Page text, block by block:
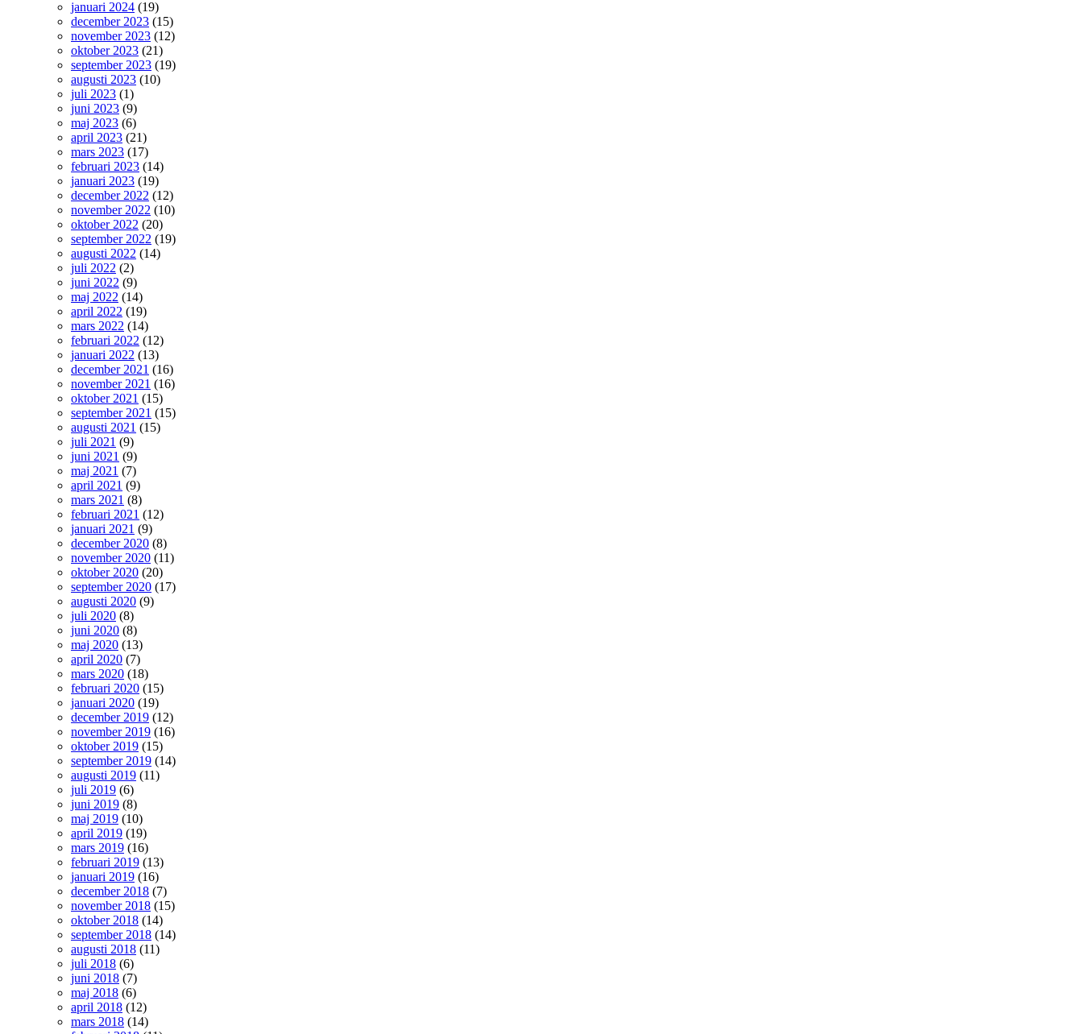
januari 2024 (19)
december 2023 (15)
november 2023 (12)
oktober 2023 (21)
september 2023 (19)
augusti 2023 (10)
juli 2023 (1)
juni 2023 (9)
maj 2023 (6)
april 2023 (21)
mars 2023 (17)
februari 2023 (14)
januari 2023 (19)
december 2022 (12)
november 2022 (10)
oktober 2022 (20)
september 2022 (19)
augusti 2022 (14)
juli 2022 (2)
juni 2022 (9)
maj 2022 (14)
april 2022 (19)
mars 2022 (14)
februari 2022 (12)
januari 2022 (13)
december 2021 (16)
november 2021 (16)
oktober 2021 (15)
september 2021 (15)
augusti 2021 (15)
juli 2021 (9)
juni 2021 (9)
maj 2021 (7)
april 2021 (9)
mars 2021 (8)
februari 2021 (12)
januari 2021 (9)
december 2020 (8)
november 2020 (11)
oktober 2020 (20)
september 2020 (17)
augusti 2020 (9)
juli 2020 (8)
juni 2020 (8)
maj 2020 (13)
april 2020 (7)
mars 2020 (18)
februari 2020 (15)
januari 2020 (19)
december 2019 (12)
november 2019 (16)
oktober 2019 (15)
september 2019 (14)
augusti 2019 (11)
juli 2019 (6)
juni 2019 (8)
maj 2019 (10)
april 2019 (19)
mars 2019 (16)
februari 2019 (13)
januari 2019 (16)
december 2018 (7)
november 2018 (15)
oktober 2018 (14)
september 2018 (14)
augusti 2018 (11)
juli 2018 (6)
juni 2018 (7)
maj 2018 (6)
april 2018 (12)
mars 2018 (14)